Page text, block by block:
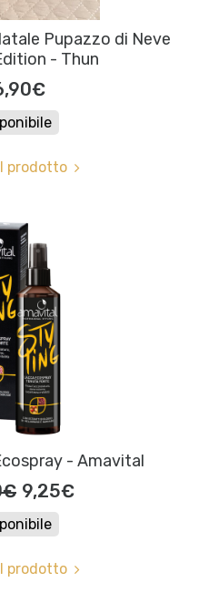
Pupazzo di Neve
- Thun
prodotto
- Amavital
9,25€
prodotto